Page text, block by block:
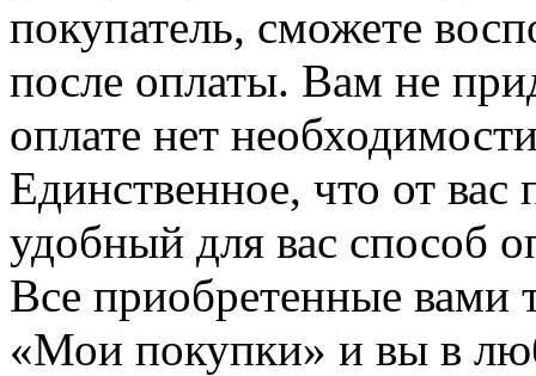
покупатель, сможете
после оплаты. Вам не
оплате нет
Единственное, что от вас
удобный для вас способ
Все приобретенные вами
«Мои покупки» и вы в